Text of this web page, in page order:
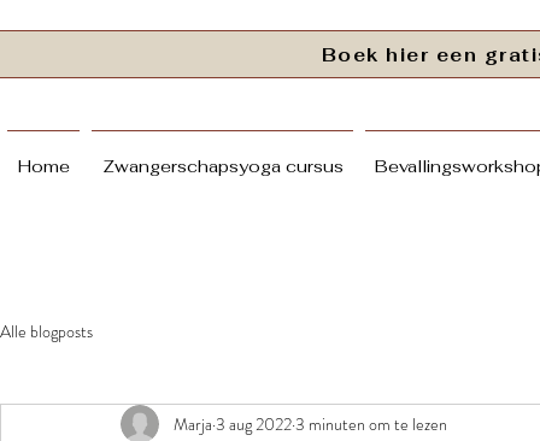
Boek hier een
Home Zwangerschapsyoga cursus
Alle blogposts
Marja 3 aug 20223 minuten om te lezen